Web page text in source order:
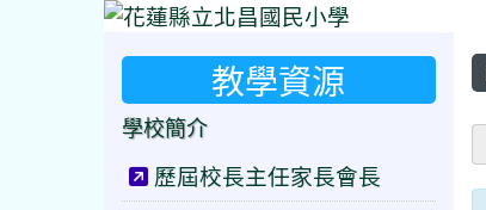
教學資源
學校簡介
歷屆校長主任家長會長